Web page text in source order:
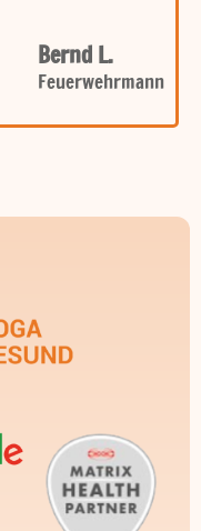
Bernd L.
Feuerwehrmann